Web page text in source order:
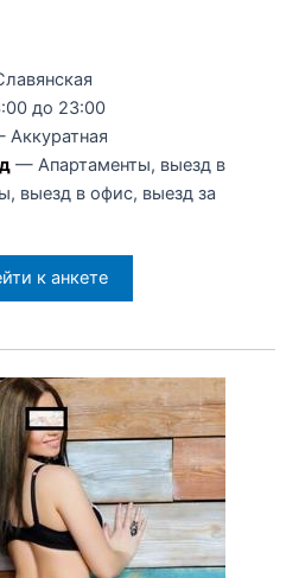
до 23:00
— Апартаменты, выезд в
выезд в офис, выезд за
к анкете